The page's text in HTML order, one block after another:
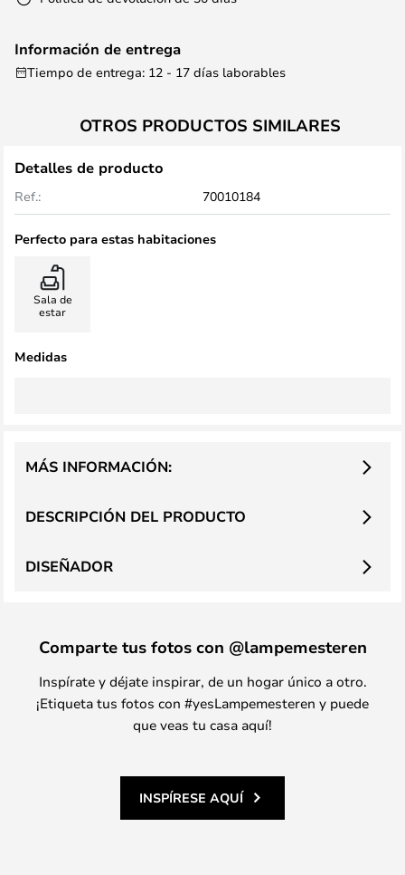
Información de entrega
Tiempo de entrega: 12 - 17 días laborables
OTROS PRODUCTOS SIMILARES
Detalles de producto
Ref.: 70010184
Perfecto para estas habitaciones
Sala de
estar
Medidas
DESCRIPCIÓN DEL PRODUCTO
MÁS INFORMACIÓN:
DISEÑADOR
Comparte tus fotos con @lampemesteren
Inspírate y déjate inspirar, de un hogar único a otro.
¡Etiqueta tus fotos con #yesLampemesteren y puede
que veas tu casa aquí!
INSPÍRESE AQUÍ